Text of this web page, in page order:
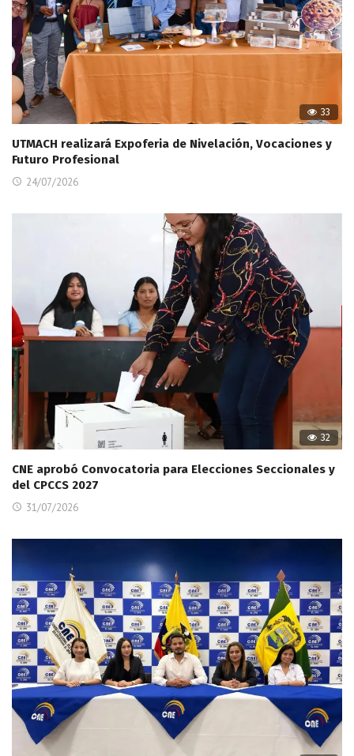
33
UTMACH realizará Expoferia de Nivelación, Vocaciones y
Futuro Profesional
24/07/2026
32
CNE aprobó Convocatoria para Elecciones Seccionales y
del CPCCS 2027
31/07/2026